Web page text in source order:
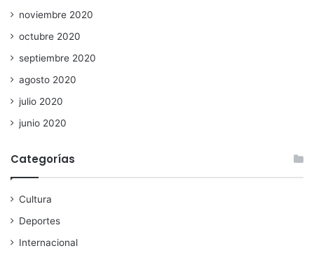
noviembre 2020
octubre 2020
septiembre 2020
agosto 2020
julio 2020
junio 2020
Categorías
Cultura
Deportes
Internacional